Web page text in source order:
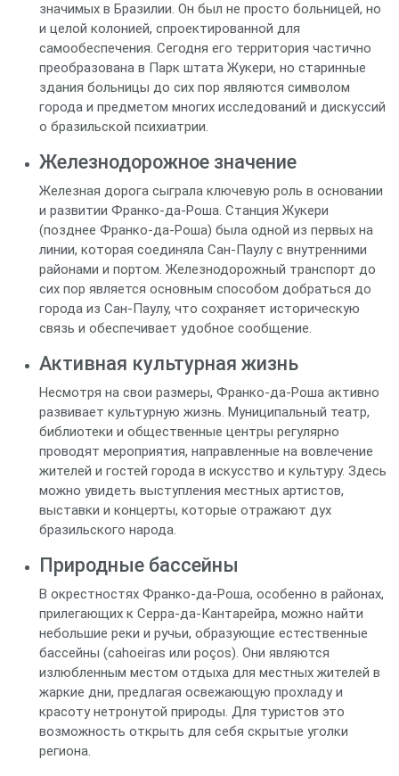
значимых в Бразилии. Он был не просто больницей, но
и целой колонией, спроектированной для
самообеспечения. Сегодня его территория частично
преобразована в Парк штата Жукери, но старинные
здания больницы до сих пор являются символом
города и предметом многих исследований и дискуссий
о бразильской психиатрии.
Железнодорожное значение
Железная дорога сыграла ключевую роль в основании
и развитии Франко-да-Роша. Станция Жукери
(позднее Франко-да-Роша) была одной из первых на
линии, которая соединяла Сан-Паулу с внутренними
районами и портом. Железнодорожный транспорт до
сих пор является основным способом добраться до
города из Сан-Паулу, что сохраняет историческую
связь и обеспечивает удобное сообщение.
Активная культурная жизнь
Несмотря на свои размеры, Франко-да-Роша активно
развивает культурную жизнь. Муниципальный театр,
библиотеки и общественные центры регулярно
проводят мероприятия, направленные на вовлечение
жителей и гостей города в искусство и культуру. Здесь
можно увидеть выступления местных артистов,
выставки и концерты, которые отражают дух
бразильского народа.
Природные бассейны
В окрестностях Франко-да-Роша, особенно в районах,
прилегающих к Серра-да-Кантарейра, можно найти
небольшие реки и ручьи, образующие естественные
бассейны (cahoeiras или poços). Они являются
излюбленным местом отдыха для местных жителей в
жаркие дни, предлагая освежающую прохладу и
красоту нетронутой природы. Для туристов это
возможность открыть для себя скрытые уголки
региона.